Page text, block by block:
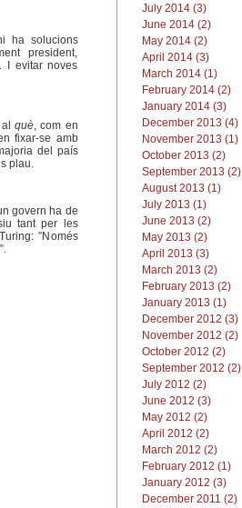
ha solucions
president,
I evitar noves
alquè , com en
fixar-se amb
del país
plau.
govern ha de
tant per les
”Només
July 2014 (3)
June 2014 (2)
May 2014 (2)
April 2014 (3)
March 2014 (1)
February 2014 (2)
January 2014 (3)
December 2013 (4)
November 2013 (1)
October 2013 (2)
September 2013 (2)
August 2013 (1)
July 2013 (1)
June 2013 (2)
May 2013 (2)
April 2013 (3)
March 2013 (2)
February 2013 (2)
January 2013 (1)
December 2012 (3)
November 2012 (2)
October 2012 (2)
September 2012 (2)
July 2012 (2)
June 2012 (3)
May 2012 (2)
April 2012 (2)
March 2012 (2)
February 2012 (1)
January 2012 (3)
December 2011 (2)